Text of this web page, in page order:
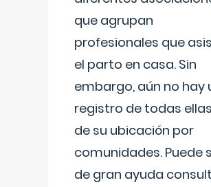
que agrupan
profesionales que
el parto en casa. Sin
embargo, aún no hay
registro de todas
de su ubicación por
comunidades. Puede
de gran ayuda